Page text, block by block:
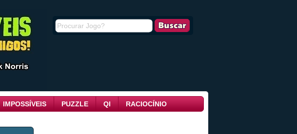
IMPOSSÍVEIS PUZZLE QI RACIOCÍNIO